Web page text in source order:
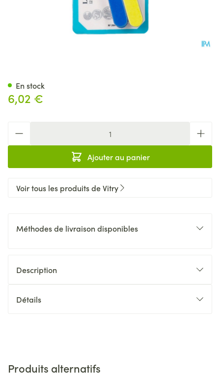
6,02 €
Ajouter au panier
En stock
Voir tous les produits de Vitry
Méthodes de livraison disponibles
Description
Détails
Produits alternatifs